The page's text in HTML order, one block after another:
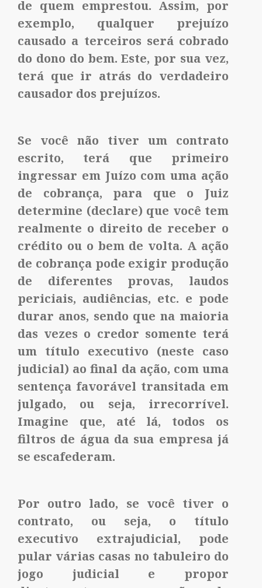
de quem emprestou. Assim, por
exemplo, qualquer prejuízo
causado a terceiros será cobrado
do dono do bem. Este, por sua vez,
terá que ir atrás do verdadeiro
causador dos prejuízos.
Se você não tiver um contrato
escrito, terá que primeiro
ingressar em Juízo com uma ação
de cobrança, para que o Juiz
determine (declare) que você tem
realmente o direito de receber o
crédito ou o bem de volta. A ação
de cobrança pode exigir produção
de diferentes provas, laudos
periciais, audiências, etc. e pode
durar anos, sendo que na maioria
das vezes o credor somente terá
um título executivo (neste caso
judicial) ao final da ação, com uma
sentença favorável transitada em
julgado, ou seja, irrecorrível.
Imagine que, até lá, todos os
filtros de água da sua empresa já
se escafederam.
Por outro lado, se você tiver o
contrato, ou seja, o título
executivo extrajudicial, pode
pular várias casas no tabuleiro do
jogo judicial e propor